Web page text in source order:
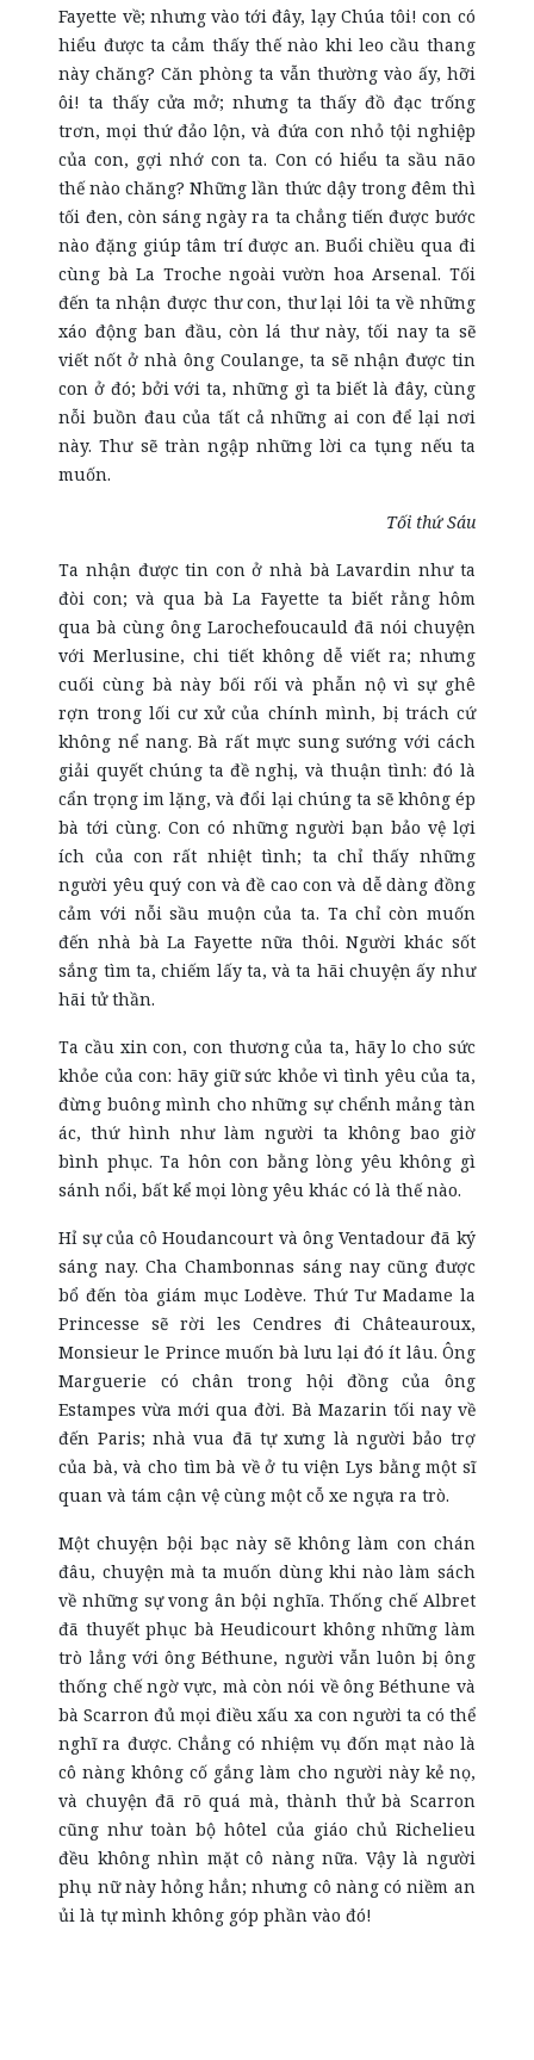
Fayette về; nhưng vào tới đây, lạy Chúa tôi! con có
hiểu được ta cảm thấy thế nào khi leo cầu thang
này chăng? Căn phòng ta vẫn thường vào ấy, hỡi
ôi! ta thấy cửa mở; nhưng ta thấy đồ đạc trống
trơn, mọi thứ đảo lộn, và đứa con nhỏ tội nghiệp
của con, gợi nhớ con ta. Con có hiểu ta sầu não
thế nào chăng? Những lần thức dậy trong đêm thì
tối đen, còn sáng ngày ra ta chẳng tiến được bước
nào đặng giúp tâm trí được an. Buổi chiều qua đi
cùng bà La Troche ngoài vườn hoa Arsenal. Tối
đến ta nhận được thư con, thư lại lôi ta về những
xáo động ban đầu, còn lá thư này, tối nay ta sẽ
viết nốt ở nhà ông Coulange, ta sẽ nhận được tin
con ở đó; bởi với ta, những gì ta biết là đây, cùng
nỗi buồn đau của tất cả những ai con để lại nơi
này. Thư sẽ tràn ngập những lời ca tụng nếu ta
muốn.
Tối thứ Sáu
Ta nhận được tin con ở nhà bà Lavardin như ta
đòi con; và qua bà La Fayette ta biết rằng hôm
qua bà cùng ông Larochefoucauld đã nói chuyện
với Merlusine, chi tiết không dễ viết ra; nhưng
cuối cùng bà này bối rối và phẫn nộ vì sự ghê
rợn trong lối cư xử của chính mình, bị trách cứ
không nể nang. Bà rất mực sung sướng với cách
giải quyết chúng ta đề nghị, và thuận tình: đó là
cẩn trọng im lặng, và đổi lại chúng ta sẽ không ép
bà tới cùng. Con có những người bạn bảo vệ lợi
ích của con rất nhiệt tình; ta chỉ thấy những
người yêu quý con và đề cao con và dễ dàng đồng
cảm với nỗi sầu muộn của ta. Ta chỉ còn muốn
đến nhà bà La Fayette nữa thôi. Người khác sốt
sắng tìm ta, chiếm lấy ta, và ta hãi chuyện ấy như
hãi tử thần.
Ta cầu xin con, con thương của ta, hãy lo cho sức
khỏe của con: hãy giữ sức khỏe vì tình yêu của ta,
đừng buông mình cho những sự chểnh mảng tàn
ác, thứ hình như làm người ta không bao giờ
bình phục. Ta hôn con bằng lòng yêu không gì
sánh nổi, bất kể mọi lòng yêu khác có là thế nào.
Hỉ sự của cô Houdancourt và ông Ventadour đã ký
sáng nay. Cha Chambonnas sáng nay cũng được
bổ đến tòa giám mục Lodève. Thứ Tư Madame la
Princesse sẽ rời les Cendres đi Châteauroux,
Monsieur le Prince muốn bà lưu lại đó ít lâu. Ông
Marguerie có chân trong hội đồng của ông
Estampes vừa mới qua đời. Bà Mazarin tối nay về
đến Paris; nhà vua đã tự xưng là người bảo trợ
của bà, và cho tìm bà về ở tu viện Lys bằng một sĩ
quan và tám cận vệ cùng một cỗ xe ngựa ra trò.
Một chuyện bội bạc này sẽ không làm con chán
đâu, chuyện mà ta muốn dùng khi nào làm sách
về những sự vong ân bội nghĩa. Thống chế Albret
đã thuyết phục bà Heudicourt không những làm
trò lẳng với ông Béthune, người vẫn luôn bị ông
thống chế ngờ vực, mà còn nói về ông Béthune và
bà Scarron đủ mọi điều xấu xa con người ta có thể
nghĩ ra được. Chẳng có nhiệm vụ đốn mạt nào là
cô nàng không cố gắng làm cho người này kẻ nọ,
và chuyện đã rõ quá mà, thành thử bà Scarron
cũng như toàn bộ hôtel của giáo chủ Richelieu
đều không nhìn mặt cô nàng nữa. Vậy là người
phụ nữ này hỏng hẳn; nhưng cô nàng có niềm an
ủi là tự mình không góp phần vào đó!